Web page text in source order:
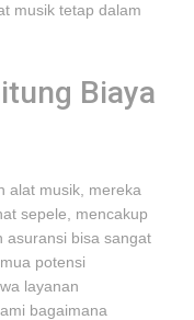
musik tetap dalam
Biaya
alat musik, mereka
sepele, mencakup
asuransi bisa sangat
potensi
layanan
bagaimana